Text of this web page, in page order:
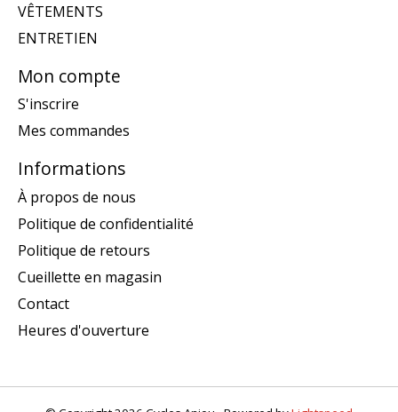
VÊTEMENTS
ENTRETIEN
Mon compte
S'inscrire
Mes commandes
Informations
À propos de nous
Politique de confidentialité
Politique de retours
Cueillette en magasin
Contact
Heures d'ouverture